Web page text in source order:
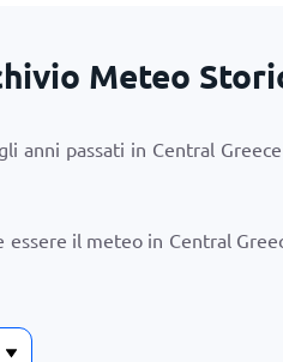
Meteo
anni passati in Central
il meteo in Central